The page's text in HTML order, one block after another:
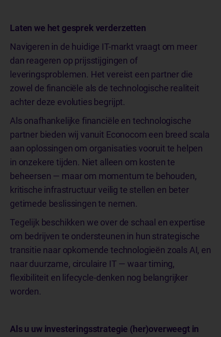
Laten we het gesprek verderzetten
Navigeren in de huidige IT-markt vraagt om meer
dan reageren op prijsstijgingen of
leveringsproblemen. Het vereist een partner die
zowel de financiële als de technologische realiteit
achter deze evoluties begrijpt.
Als onafhankelijke financiële en technologische
partner bieden wij vanuit Econocom een breed scala
aan oplossingen om organisaties vooruit te helpen
in onzekere tijden. Niet alleen om kosten te
beheersen — maar om momentum te behouden,
kritische infrastructuur veilig te stellen en beter
getimede beslissingen te nemen.
Tegelijk beschikken we over de schaal en expertise
om bedrijven te ondersteunen in hun strategische
transitie naar opkomende technologieën zoals AI, en
naar duurzame, circulaire IT — waar timing,
flexibiliteit en lifecycle-denken nog belangrijker
worden.
Als u uw investeringsstrategie (her)overweegt in